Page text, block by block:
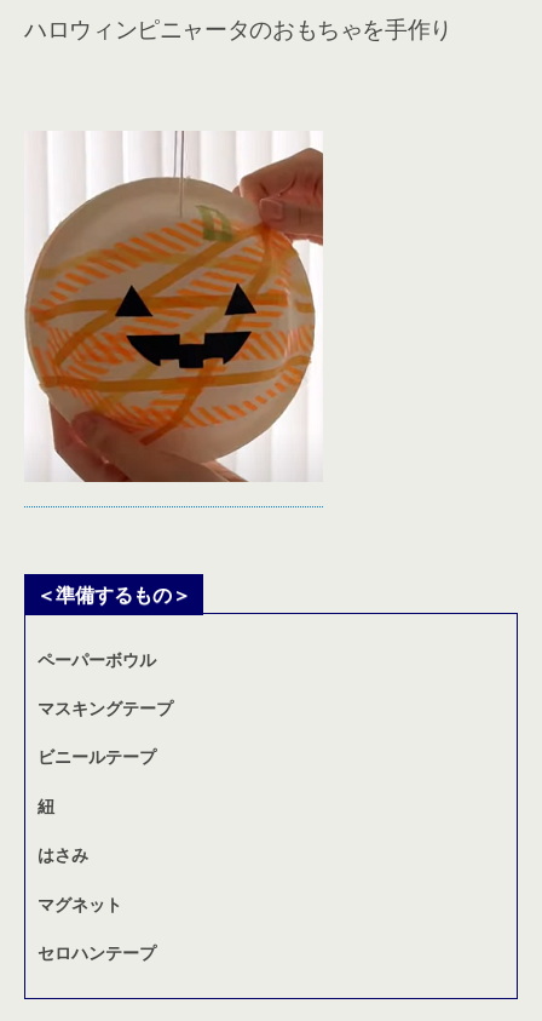
ハロウィンピニャータのおもちゃを手作り
＜準備するもの＞
ペーパーボウル
マスキングテープ
ビニールテープ
紐
はさみ
マグネット
セロハンテープ